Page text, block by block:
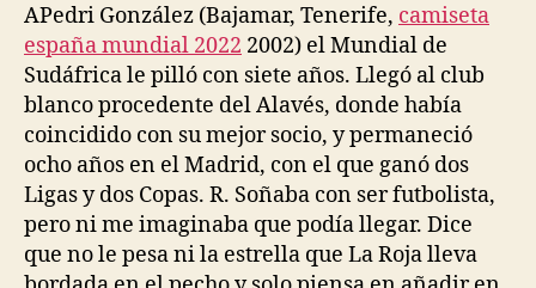
APedri González (Bajamar, Tenerife, camiseta
españa mundial 2022 2002) el Mundial de
Sudáfrica le pilló con siete años. Llegó al club
blanco procedente del Alavés, donde había
coincidido con su mejor socio, y permaneció
ocho años en el Madrid, con el que ganó dos
Ligas y dos Copas. R. Soñaba con ser futbolista,
pero ni me imaginaba que podía llegar. Dice
que no le pesa ni la estrella que La Roja lleva